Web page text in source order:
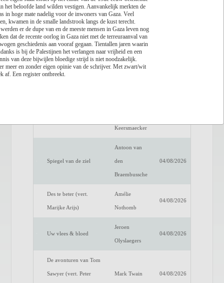
Lees recensie
Titel Auteur
Een verwittigd man is
niets waard
Dimitri
Verhulst
Keersmaecker
Spiegel van de ziel
Antoon van
den
Braembussche
04/08/2026
Des te beter (vert.
Marijke Arijs)
Amélie
Nothomb
04/08/2026
Uw vlees & bloed
Jeroen
Olyslaegers
04/08/2026
De avonturen van Tom
Sawyer (vert. Peter Mark Twain 04/08/2026
het beloofde land wilden vestigen. Aanvankelijk merkten de
in hoge mate nadelig voor de inwoners van Gaza. Veel
kwamen in de smalle landstrook langs de kust terecht.
er de dupe van en de meeste mensen in Gaza leven nog
dat de recente oorlog in Gaza niet met de terreuraanval van
geschiedenis aan vooraf gegaan. Tientallen jaren waarin
is bij de Palestijnen het verlangen naar vrijheid en een
van deze bijwijlen bloedige strijd is niet noodzakelijk.
meer en zonder eigen opinie van de schrijver. Met zwart/wit
af. Een register ontbreekt.